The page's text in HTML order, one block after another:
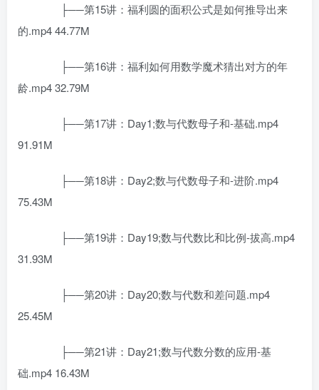
├──第15讲：福利圆的面积公式是如何推导出来
的.mp4 44.77M
├──第16讲：福利如何用数学魔术猜出对方的年
龄.mp4 32.79M
├──第17讲：Day1;数与代数母子和-基础.mp4
91.91M
├──第18讲：Day2;数与代数母子和-进阶.mp4
75.43M
├──第19讲：Day19;数与代数比和比例-拔高.mp4
31.93M
├──第20讲：Day20;数与代数和差问题.mp4
25.45M
├──第21讲：Day21;数与代数分数的应用-基
础.mp4 16.43M